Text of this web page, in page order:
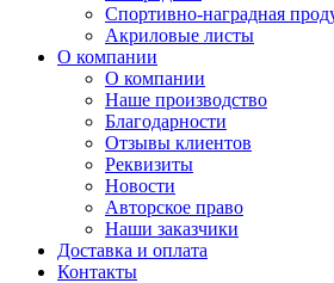
Спортивно-наградная
Акриловые листы
О компании
О компании
Наше производство
Благодарности
Отзывы клиентов
Реквизиты
Новости
Авторское право
Наши заказчики
Доставка и оплата
Контакты